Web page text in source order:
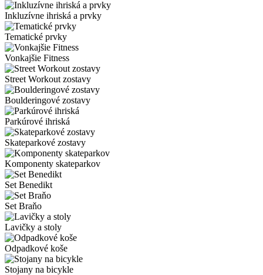
Inkluzívne ihriská a prvky
Tematické prvky
Vonkajšie Fitness
Street Workout zostavy
Boulderingové zostavy
Parkúrové ihriská
Skateparkové zostavy
Komponenty skateparkov
Set Benedikt
Set Braňo
Lavičky a stoly
Odpadkové koše
Stojany na bicykle